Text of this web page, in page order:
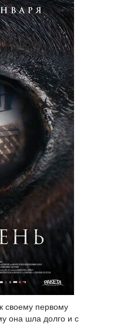
своему первому
она шла долго и с